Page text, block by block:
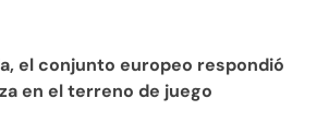
el conjunto europeo respondió
en el terreno de juego